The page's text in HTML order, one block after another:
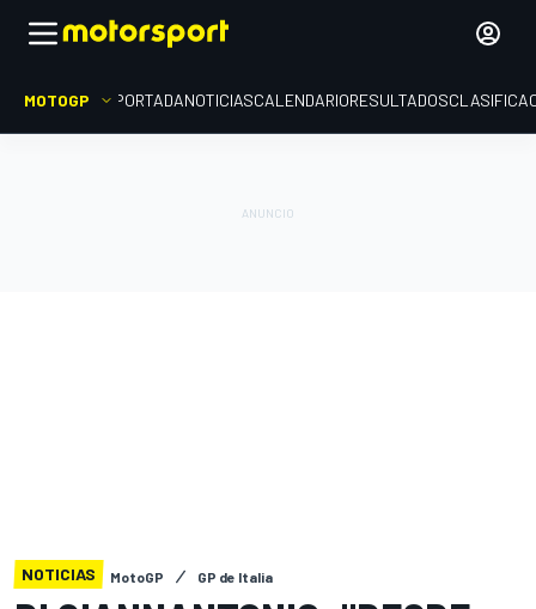
MOTOGP PORTADANOTICIASCALENDARIORESULTADOS
NOTICIAS MotoGP GP de Italia